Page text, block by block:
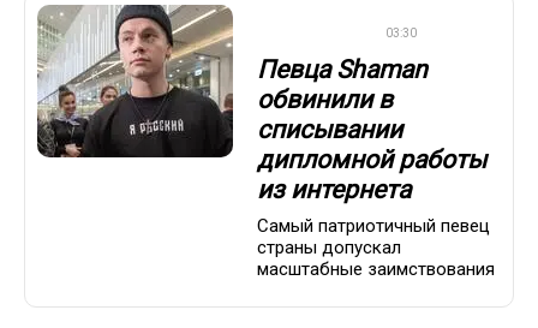
03:30
Певца Shaman
обвинили в
списывании
дипломной работы
из интернета
Самый патриотичный певец
страны допускал
масштабные заимствования